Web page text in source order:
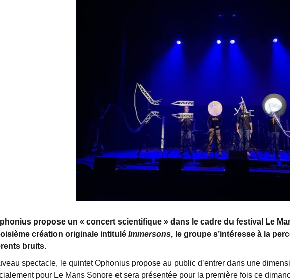
propose un « concert scientifique » dans le cadre du festival Le
création originale intitulé Immersons, le groupe s’intéresse à la
bruits.
spectacle, le quintet Ophonius propose au public d’entrer dans une
pour Le Mans Sonore et sera présentée pour la première fois ce